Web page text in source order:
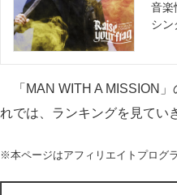
音楽
シン
「MAN WITH A MISSION」
れでは、ランキングを見てい
※本ページはアフィリエイトプログ